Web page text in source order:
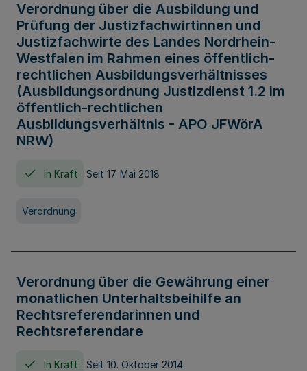
Verordnung über die Ausbildung und
Prüfung der Justizfachwirtinnen und
Justizfachwirte des Landes Nordrhein-
Westfalen im Rahmen eines öffentlich-
rechtlichen Ausbildungsverhältnisses
(Ausbildungsordnung Justizdienst 1.2 im
öffentlich-rechtlichen
Ausbildungsverhältnis - APO JFWörA
NRW)
In Kraft Seit 17. Mai 2018
Verordnung
Verordnung über die Gewährung einer
monatlichen Unterhaltsbeihilfe an
Rechtsreferendarinnen und
Rechtsreferendare
In Kraft Seit 10. Oktober 2014